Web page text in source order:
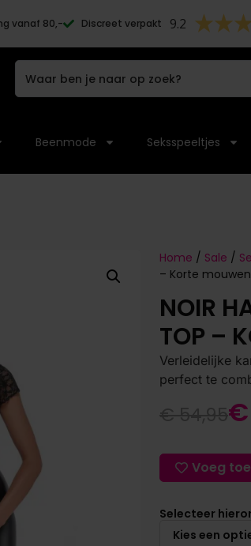
vanaf 80,- Discreet verpakt 9.2
Beenmode Seksspeeltjes
Home / Sale /
– Korte
NOIR
TOP –
Verleidelijke
perfect te
€
Voeg
Selecteer